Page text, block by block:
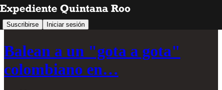
Suscribirse Iniciar sesión
Balean a un "gota a gota"
colombiano en…